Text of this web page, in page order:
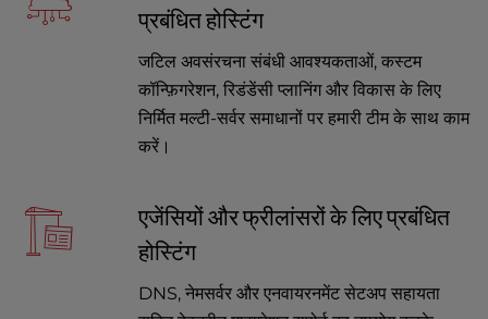
प्रबंधित होस्टिंग
जटिल अवसंरचना संबंधी आवश्यकताओं, कस्टम
कॉन्फ़िगरेशन, रिडंडेंसी प्लानिंग और विकास के लिए
निर्मित मल्टी-सर्वर समाधानों पर हमारी टीम के साथ काम
करें।
एजेंसियों और फ्रीलांसरों के लिए प्रबंधित
होस्टिंग
DNS, नेमसर्वर और एनवायरनमेंट सेटअप सहायता